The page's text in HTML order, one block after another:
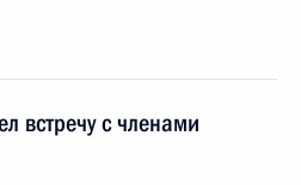
встречу с членами